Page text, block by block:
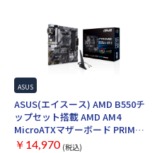
ASUS
ASUS(エイスース) AMD B550チ
ップセット搭載 AMD AM4
MicroATXマザーボード PRIME
B550M-A WIFI II
￥14,970 (税込)